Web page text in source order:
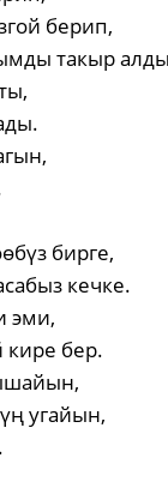
берип,
такыр
бирге,
кечке.
эми,
бер.
угайын,